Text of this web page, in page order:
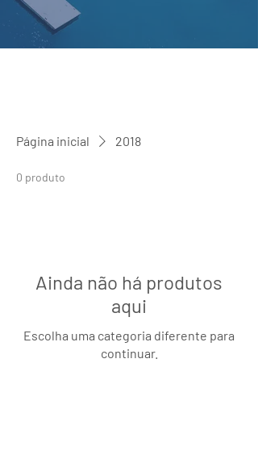
Página inicial 2018
0 produto
Ainda não há produtos
aqui
Escolha uma categoria diferente para
continuar.